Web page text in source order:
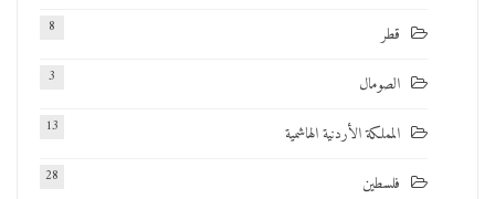
قطر 8
الصومال 3
المملكة الأردنية الهاشمية 13
فلسطين 28